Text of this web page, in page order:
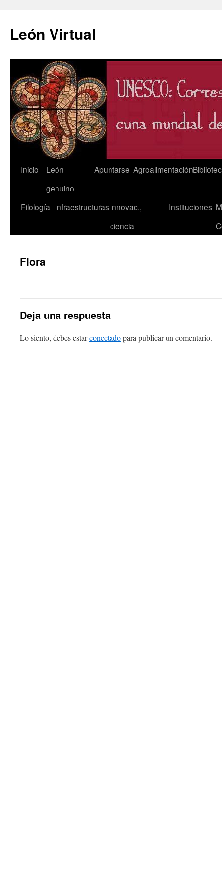
León Virtual
Saltar
contenido
Inicio
León
genuino
Apuntarse Agroalimentación
Filología InfraestructurasInnovac.,
ciencia
Instituciones
Flora
Deja una respuesta
Lo siento, debes estarconectadopara publicar un comentario.